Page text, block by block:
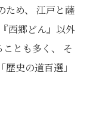
ため、 江戸と薩
西郷どん』以外
とも多く、 そ
史の道百選」